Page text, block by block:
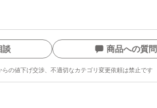
談 商品への質問
らの値下げ交渉、不適切なカテゴリ変更依頼は禁止です